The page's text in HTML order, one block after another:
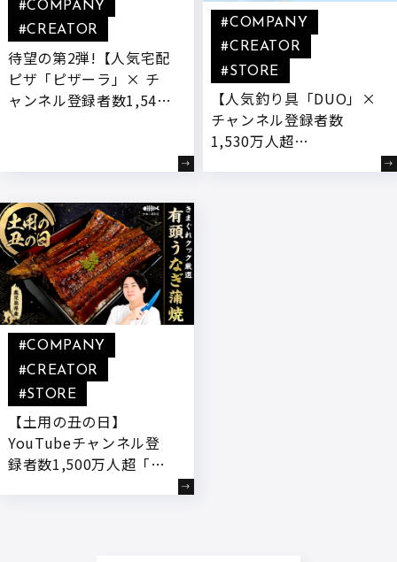
待望の第2弾!【人気宅配
ピザ「ピザーラ」× チ
ャンネル登録者数1,540
『とろ～りヤンニョムチ
ーズ』付きコラボ商品が
登場
#COMPANY
#CREATOR
【人気釣り具「DUO」×
チャンネル登録者数
1,530万人超
#COMPANY
#CREATOR
#STORE
【土用の丑の日】
YouTubeチャンネル登
録者数1,500万人超「き
#COMPANY
#CREATOR
#STORE